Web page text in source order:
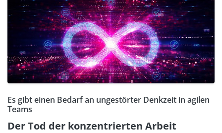
Es gibt einen Bedarf an ungestörter Denkzeit in agilen
Teams
Der Tod der konzentrierten Arbeit